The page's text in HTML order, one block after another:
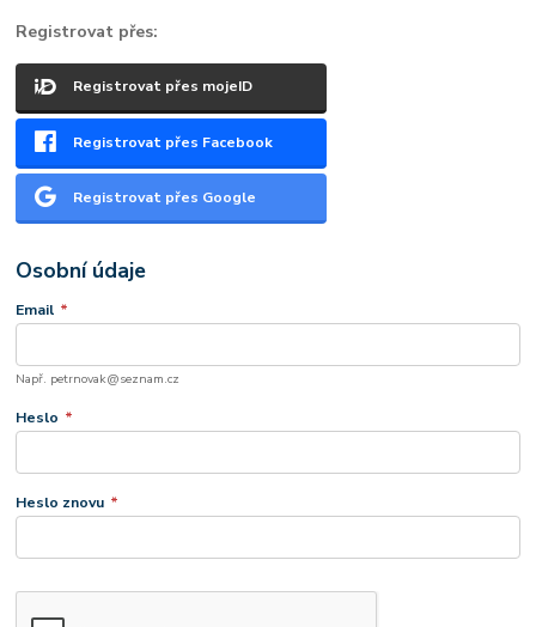
Registrovat přes:
Registrovat přes mojeID
Registrovat přes Facebook
Registrovat přes Google
Osobní údaje
Email *
Např. petrnovak@seznam.cz
Heslo *
Heslo znovu *